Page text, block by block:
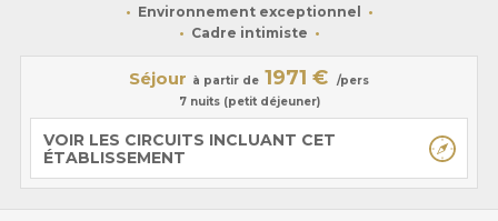
Environnement exceptionnel
Cadre intimiste
Séjour à partir de 1971 €
/pers
7 nuits (petit déjeuner)
VOIR LES CIRCUITS INCLUANT CET
ÉTABLISSEMENT